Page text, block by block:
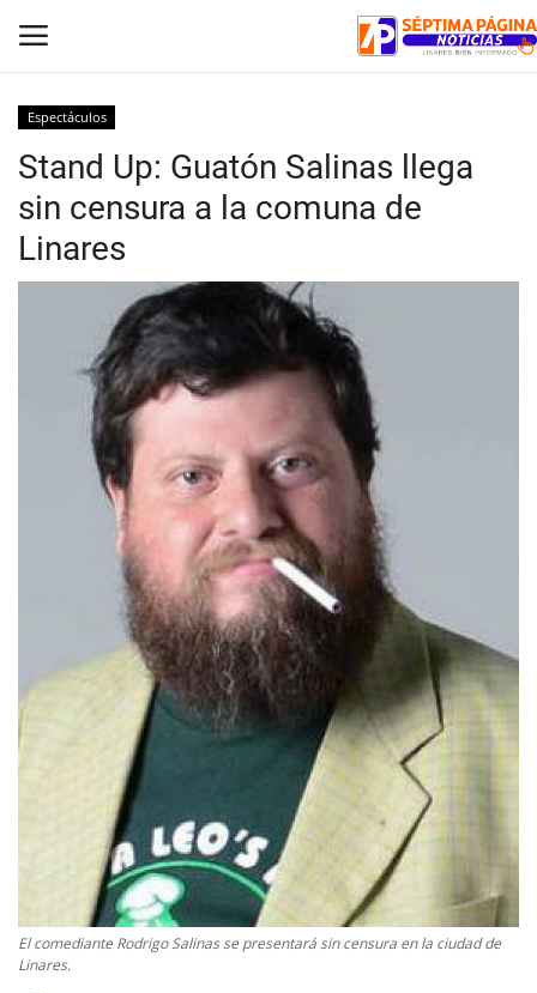
Inicio
Crónica
Policial
Tribunales
Deporte
Espectáculos
Espectáculos
Stand Up: Guatón Salinas llega
sin censura a la comuna de
Linares
El comediante Rodrigo Salinas se presentará sin censura en la ciudad de
Linares.